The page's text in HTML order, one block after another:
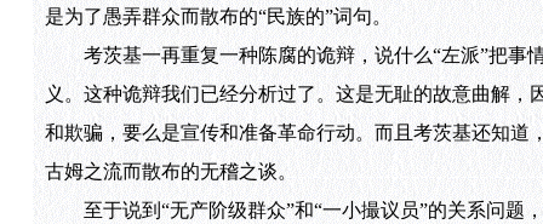
是为了愚弄群众而散布的“民族的”词句。
考茨基一再重复一种陈腐的诡辩，说什么“左派”把事
义。这种诡辩我们已经分析过了。这是无耻的故意曲解
和欺骗，要么是宣传和准备革命行动。而且考茨基还知道
古姆之流而散布的无稽之谈。
至于说到“无产阶级群众”和“一小撮议员”的关系问题